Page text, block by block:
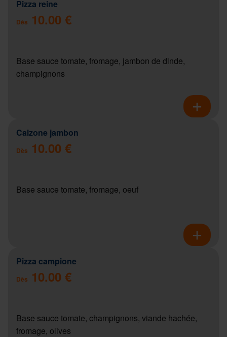
Pizza reine
Dès 10.00 €
Base sauce tomate, fromage, jambon de dinde,
champignons
Calzone jambon
Dès 10.00 €
Base sauce tomate, fromage, oeuf
Pizza campione
Dès 10.00 €
Base sauce tomate, champignons, viande hachée,
fromage, olives